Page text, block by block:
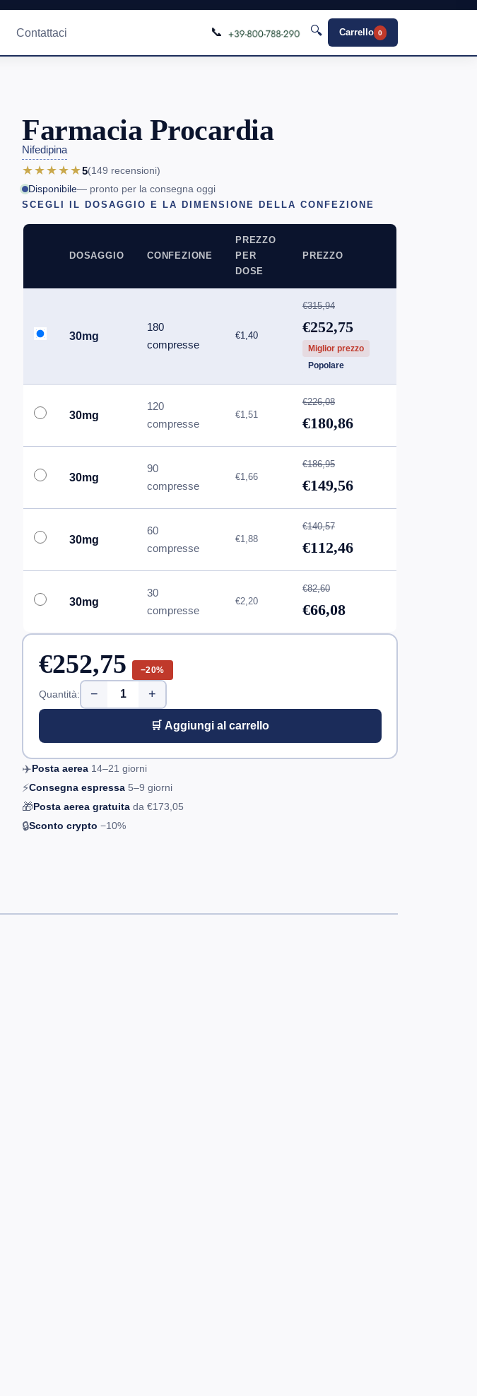
Contattaci 📞 🔍 Carrello 0
Farmacia Procardia
Nifedipina
★★★★★5(149 recensioni)
Disponibile— pronto per la consegna oggi
SCEGLI IL DOSAGGIO E LA DIMENSIONE DELLA CONFEZIONE
DOSAGGIO CONFEZIONE
PREZZO
PER
DOSE
PREZZO
30mg
180
compresse
€1,40
€315,94
€252,75
Miglior prezzo
Popolare
30mg
120
compresse
€1,51
€226,08
€180,86
30mg
90
compresse
€1,66
€186,95
€149,56
30mg
60
compresse
€1,88
€140,57
€112,46
30mg
30
compresse
€2,20
€82,60
€66,08
€252,75 −20%
Quantità: − +
🛒 Aggiungi al carrello
✈️Posta aerea 14–21 giorni
⚡Consegna espressa 5–9 giorni
🎁Posta aerea gratuita da €173,05
🔒Sconto crypto −10%